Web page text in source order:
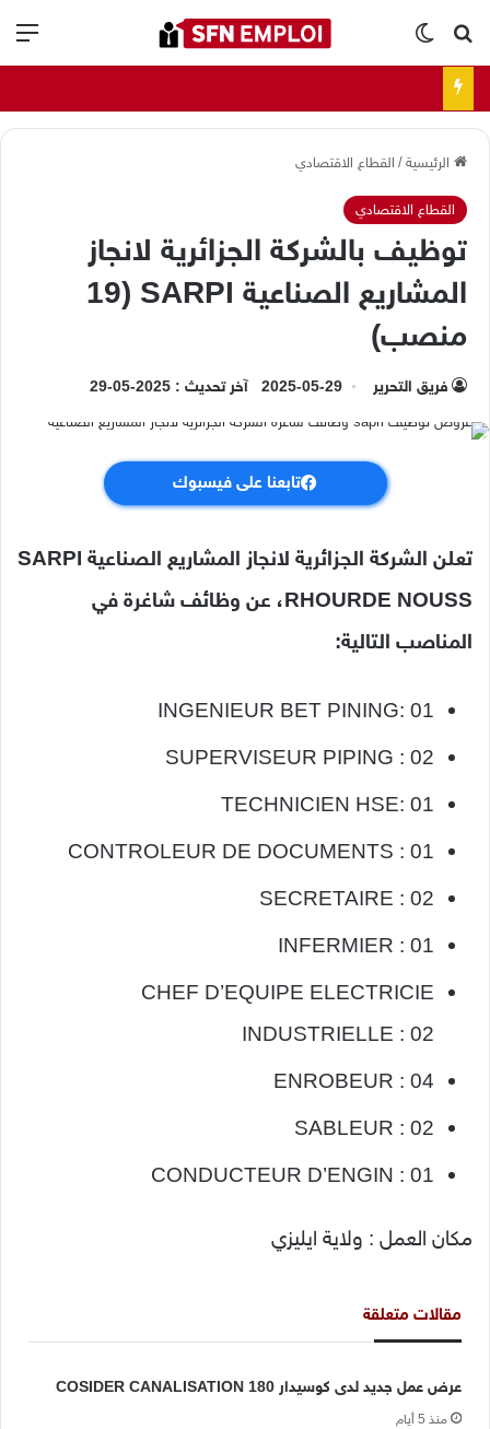
بحث عنالوضع المظلم
الرئيسية/ القطاع الاقتصادي
القطاع الاقتصادي
توظيف بالشركة الجزائرية لانجاز
المشاريع الصناعية SARPI (19
منصب)
فريق التحرير 2025-05-29 آخر تحديث : 2025-05-29
تابعنا على فيسبوك
تعلن الشركة الجزائرية لانجاز المشاريع الصناعية SARPI
RHOURDE NOUSS، عن وظائف شاغرة في
المناصب التالية:
INGENIEUR BET PINING: 01
SUPERVISEUR PIPING : 02
TECHNICIEN HSE: 01
CONTROLEUR DE DOCUMENTS : 01
SECRETAIRE : 02
INFERMIER : 01
CHEF D’EQUIPE ELECTRICIE
INDUSTRIELLE : 02
ENROBEUR : 04
SABLEUR : 02
CONDUCTEUR D’ENGIN : 01
مكان العمل : ولاية ايليزي
مقالات متعلقة
عرض عمل جديد لدى كوسيدار COSIDER CANALISATION 180
منذ 5 أيام